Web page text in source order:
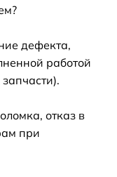
дефекта,
работой
отказ в
при